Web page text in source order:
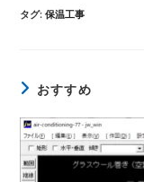
ゴ
タグ:保温工事
おすすめ